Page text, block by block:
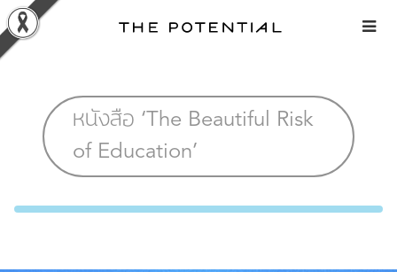
Skip
to
content
หนังสือ ‘The Beautiful Risk
of Education’